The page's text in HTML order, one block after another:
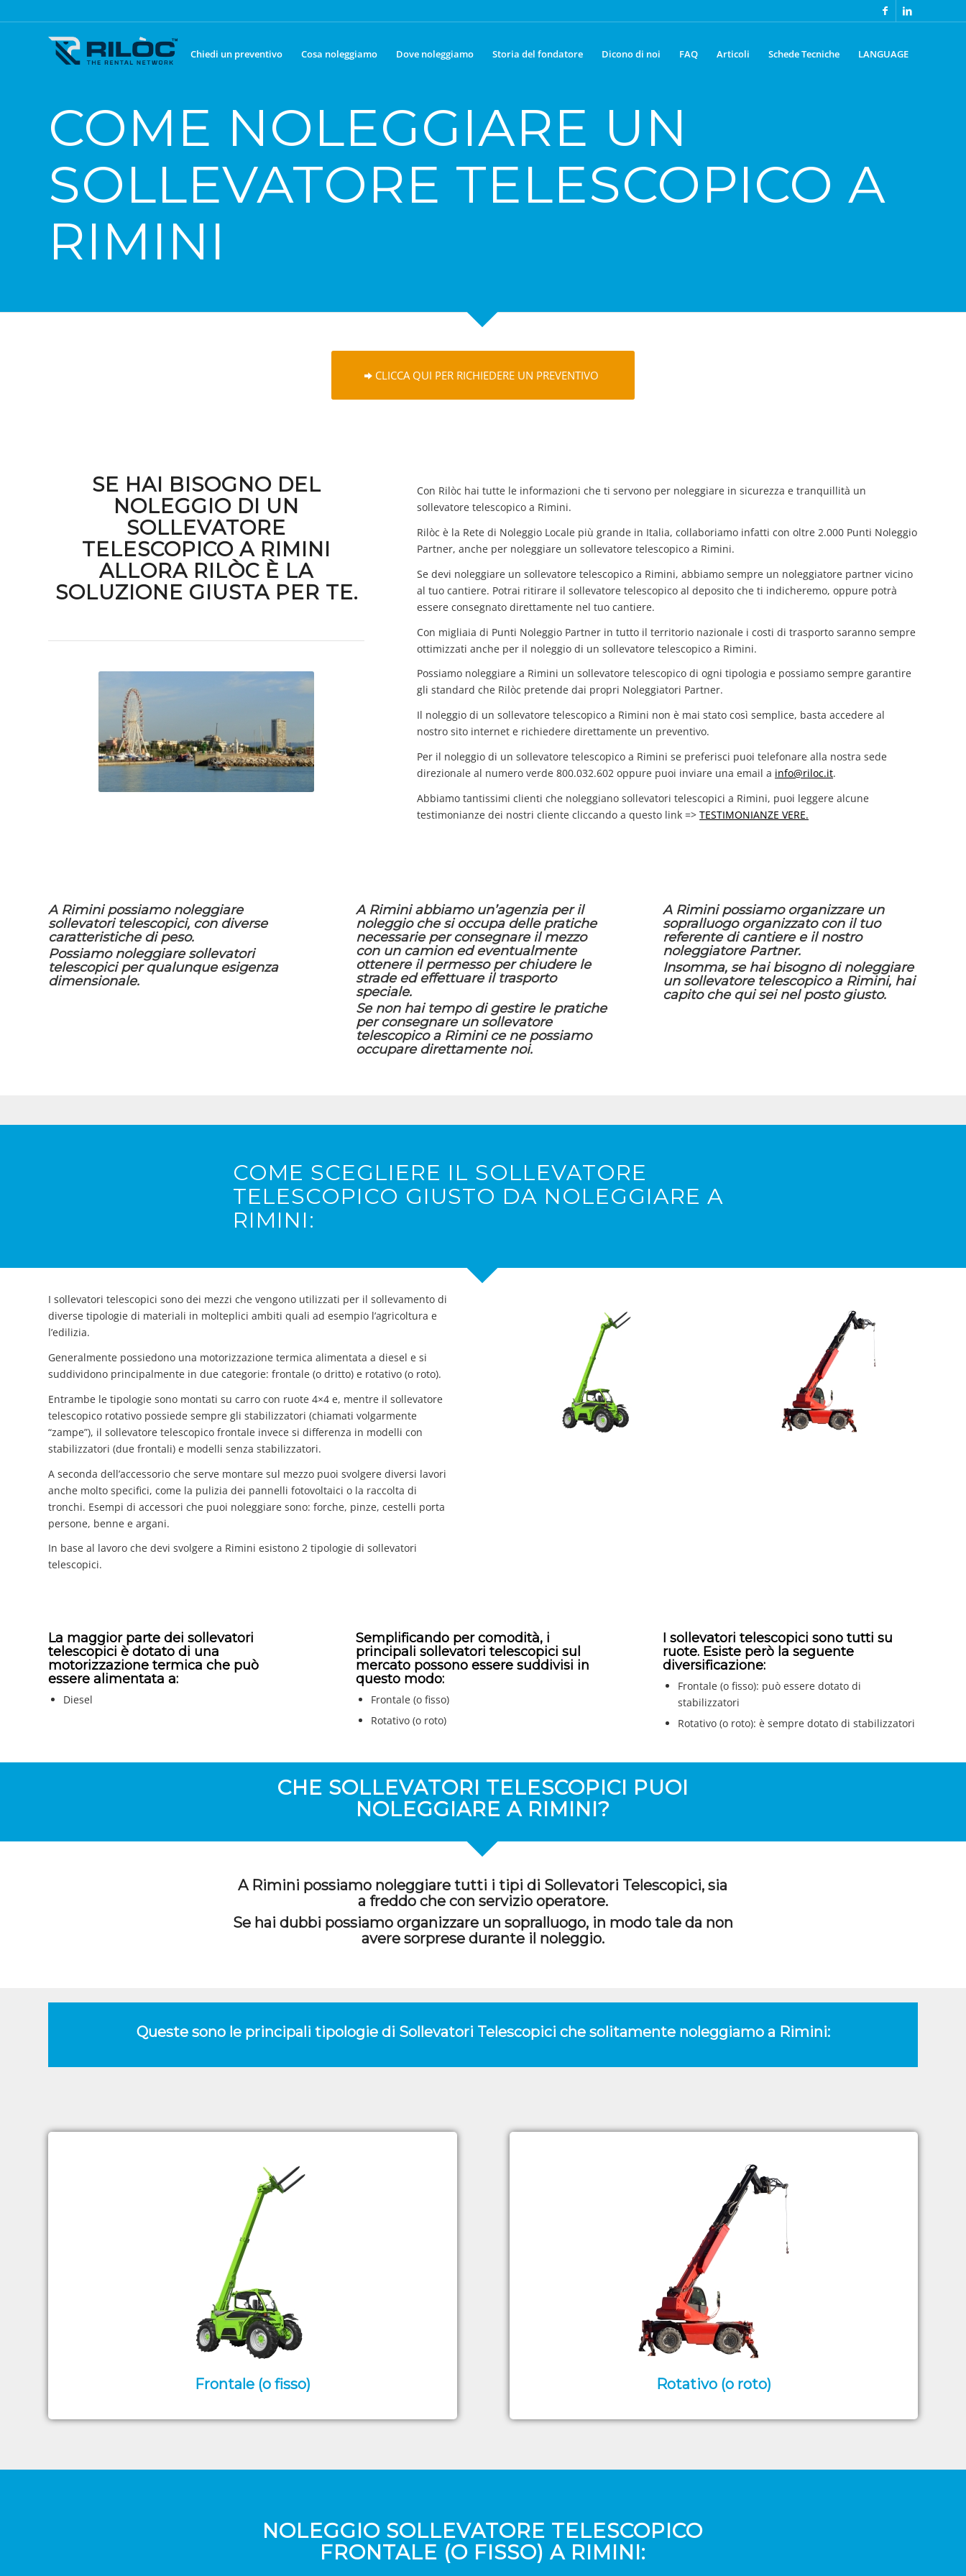
Chiedi un preventivo Cosa noleggiamo Dove noleggiamo Storia del fondatore Dicono di noi FAQ Articoli Schede Tecniche LANGUAGE
COME NOLEGGIARE UN
SOLLEVATORE TELESCOPICO A
RIMINI
CLICCA QUI PER RICHIEDERE UN PREVENTIVO
SE HAI BISOGNO DEL
NOLEGGIO DI UN
SOLLEVATORE
TELESCOPICO A RIMINI
ALLORA RILÒC È LA
SOLUZIONE GIUSTA PER TE.
Con Rilòc hai tutte le informazioni che ti servono per noleggiare in sicurezza e tranquillità un
sollevatore telescopico a Rimini.
Rilòc è la Rete di Noleggio Locale più grande in Italia, collaboriamo infatti con oltre 2.000 Punti Noleggio
Partner, anche per noleggiare un sollevatore telescopico a Rimini.
Se devi noleggiare un sollevatore telescopico a Rimini, abbiamo sempre un noleggiatore partner vicino
al tuo cantiere. Potrai ritirare il sollevatore telescopico al deposito che ti indicheremo, oppure potrà
essere consegnato direttamente nel tuo cantiere.
Con migliaia di Punti Noleggio Partner in tutto il territorio nazionale i costi di trasporto saranno sempre
ottimizzati anche per il noleggio di un sollevatore telescopico a Rimini.
Possiamo noleggiare a Rimini un sollevatore telescopico di ogni tipologia e possiamo sempre garantire
gli standard che Rilòc pretende dai propri Noleggiatori Partner.
Il noleggio di un sollevatore telescopico a Rimini non è mai stato così semplice, basta accedere al
nostro sito internet e richiedere direttamente un preventivo.
Per il noleggio di un sollevatore telescopico a Rimini se preferisci puoi telefonare alla nostra sede
direzionale al numero verde 800.032.602 oppure puoi inviare una email a info@riloc.it.
Abbiamo tantissimi clienti che noleggiano sollevatori telescopici a Rimini, puoi leggere alcune
testimonianze dei nostri cliente cliccando a questo link =>TESTIMONIANZE VERE.
A Rimini possiamo noleggiare
sollevatori telescopici, con diverse
caratteristiche di peso.
Possiamo noleggiare sollevatori
telescopici per qualunque esigenza
dimensionale.
A Rimini abbiamo un’agenzia per il
noleggio che si occupa delle pratiche
necessarie per consegnare il mezzo
con un camion ed eventualmente
ottenere il permesso per chiudere le
strade ed effettuare il trasporto
speciale.
Se non hai tempo di gestire le pratiche
per consegnare un sollevatore
telescopico a Rimini ce ne possiamo
occupare direttamente noi.
A Rimini possiamo organizzare un
sopralluogo organizzato con il tuo
referente di cantiere e il nostro
noleggiatore Partner.
Insomma, se hai bisogno di noleggiare
un sollevatore telescopico a Rimini, hai
capito che qui sei nel posto giusto.
COME SCEGLIERE IL SOLLEVATORE
TELESCOPICO GIUSTO DA NOLEGGIARE A
RIMINI:
I sollevatori telescopici sono dei mezzi che vengono utilizzati per il sollevamento di
diverse tipologie di materiali in molteplici ambiti quali ad esempio l’agricoltura e
l’edilizia.
Generalmente possiedono una motorizzazione termica alimentata a diesel e si
suddividono principalmente in due categorie: frontale (o dritto) e rotativo (o roto).
Entrambe le tipologie sono montati su carro con ruote 4×4 e, mentre il sollevatore
telescopico rotativo possiede sempre gli stabilizzatori (chiamati volgarmente
“zampe”), il sollevatore telescopico frontale invece si differenza in modelli con
stabilizzatori (due frontali) e modelli senza stabilizzatori.
A seconda dell’accessorio che serve montare sul mezzo puoi svolgere diversi lavori
anche molto specifici, come la pulizia dei pannelli fotovoltaici o la raccolta di
tronchi. Esempi di accessori che puoi noleggiare sono: forche, pinze, cestelli porta
persone, benne e argani.
In base al lavoro che devi svolgere a Rimini esistono 2 tipologie di sollevatori
telescopici.
La maggior parte dei sollevatori
telescopici è dotato di una
motorizzazione termica che può
essere alimentata a:
Diesel
Semplificando per comodità, i
principali sollevatori telescopici sul
mercato possono essere suddivisi in
questo modo:
Frontale (o fisso)
Rotativo (o roto)
I sollevatori telescopici sono tutti su
ruote. Esiste però la seguente
diversificazione:
Frontale (o fisso): può essere dotato di
stabilizzatori
Rotativo (o roto): è sempre dotato di stabilizzatori
CHE SOLLEVATORI TELESCOPICI PUOI
NOLEGGIARE A RIMINI?
A Rimini possiamo noleggiare tutti i tipi di Sollevatori Telescopici, sia
a freddo che con servizio operatore.
Se hai dubbi possiamo organizzare un sopralluogo, in modo tale da non
avere sorprese durante il noleggio.
Queste sono le principali tipologie di Sollevatori Telescopici che solitamente noleggiamo a Rimini:
Frontale (o fisso) Rotativo (o roto)
NOLEGGIO SOLLEVATORE TELESCOPICO
FRONTALE (O FISSO) A RIMINI: